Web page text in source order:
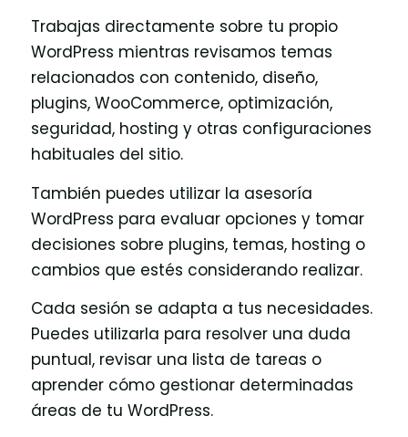
Trabajas directamente sobre tu propio
WordPress mientras revisamos temas
relacionados con contenido, diseño,
plugins, WooCommerce, optimización,
seguridad, hosting y otras configuraciones
habituales del sitio.
También puedes utilizar la asesoría
WordPress para evaluar opciones y tomar
decisiones sobre plugins, temas, hosting o
cambios que estés considerando realizar.
Cada sesión se adapta a tus necesidades.
Puedes utilizarla para resolver una duda
puntual, revisar una lista de tareas o
aprender cómo gestionar determinadas
áreas de tu WordPress.